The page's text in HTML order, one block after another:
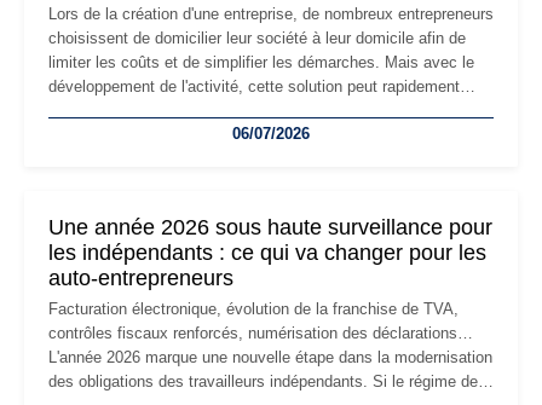
Lors de la création d'une entreprise, de nombreux entrepreneurs
choisissent de domicilier leur société à leur domicile afin de
limiter les coûts et de simplifier les démarches. Mais avec le
développement de l'activité, cette solution peut rapidement
professionnels, recrutement, image de marque… Le
06/07/2026
Une année 2026 sous haute surveillance pour
les indépendants : ce qui va changer pour les
auto-entrepreneurs
Facturation électronique, évolution de la franchise de TVA,
contrôles fiscaux renforcés, numérisation des déclarations…
L'année 2026 marque une nouvelle étape dans la modernisation
des obligations des travailleurs indépendants. Si le régime de